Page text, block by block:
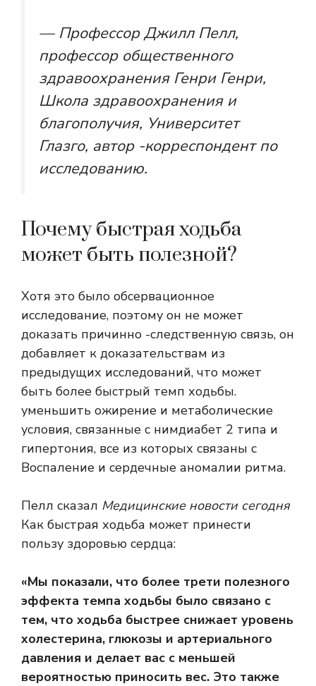
— Профессор Джилл Пелл,
профессор общественного
здравоохранения Генри Генри,
Школа здравоохранения и
благополучия, Университет
Глазго, автор -корреспондент по
исследованию.
Почему быстрая ходьба
может быть полезной?
Хотя это было обсервационное
исследование, поэтому он не может
доказать причинно -следственную связь, он
добавляет к доказательствам из
предыдущих исследований, что может
быть более быстрый темп ходьбы.
уменьшить ожирение и метаболические
условия, связанные с нимдиабет 2 типа и
гипертония, все из которых связаны с
Воспаление и сердечные аномалии ритма.
Пелл сказал Медицинские новости сегодня
Как быстрая ходьба может принести
пользу здоровью сердца:
«Мы показали, что более трети полезного
эффекта темпа ходьбы было связано с
тем, что ходьба быстрее снижает уровень
холестерина, глюкозы и артериального
давления и делает вас с меньшей
вероятностью приносить вес. Это также